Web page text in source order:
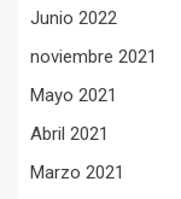
Junio 2022
noviembre 2021
Mayo 2021
Abril 2021
Marzo 2021